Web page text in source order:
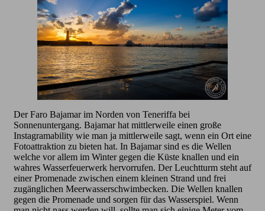
Der Faro Bajamar im Norden von Teneriffa bei
Sonnenuntergang. Bajamar hat mittlerweile einen große
Instagramability wie man ja mittlerweile sagt, wenn ein Ort eine
Fotoattraktion zu bieten hat. In Bajamar sind es die Wellen
welche vor allem im Winter gegen die Küste knallen und ein
wahres Wasserfeuerwerk hervorrufen. Der Leuchtturm steht auf
einer Promenade zwischen einem kleinen Strand und frei
zugänglichen Meerwasserschwimbecken. Die Wellen knallen
gegen die Promenade und sorgen für das Wasserspiel. Wenn